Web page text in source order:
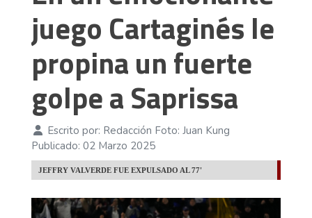
juego Cartaginés le
propina un fuerte
golpe a Saprissa
Escrito por: Redacción Foto: Juan Kung
Publicado: 02 Marzo 2025
JEFFRY VALVERDE FUE EXPULSADO AL 77'